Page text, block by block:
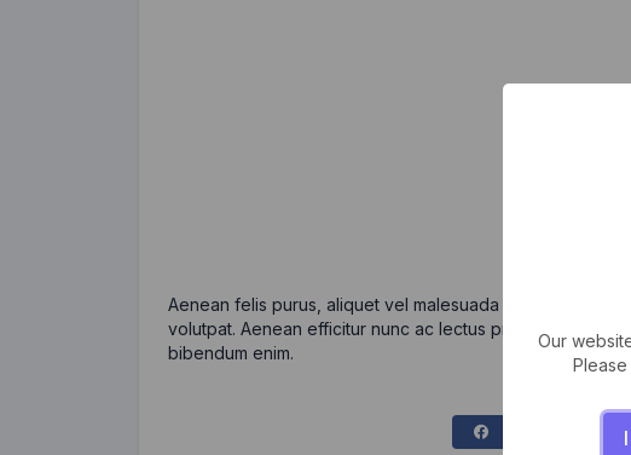
Aenean felis purus, aliquet vel malesuada egestas,
volutpat. Aenean efficitur nunc ac lectus pretium, ut
bibendum enim.
Our